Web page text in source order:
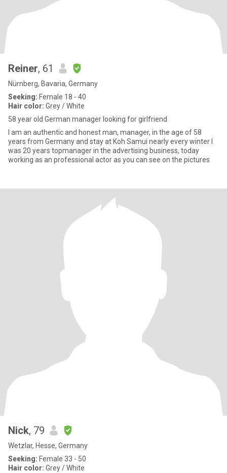
Reiner, 61
Nürnberg, Bavaria, Germany
Seeking: Female 18 - 40
Hair color: Grey / White
58 year old German manager looking for girlfriend
I am an authentic and honest man, manager, in the age of 58
years from Germany and stay at Koh Samui nearly every winter I
was 20 years topmanager in the advertising business, today
working as an professional actor as you can see on the pictures
Nick, 79
Wetzlar, Hesse, Germany
Seeking: Female 33 - 50
Hair color: Grey / White